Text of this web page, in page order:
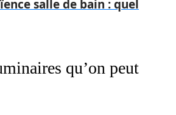
salle de bain : quel
qu’on peut